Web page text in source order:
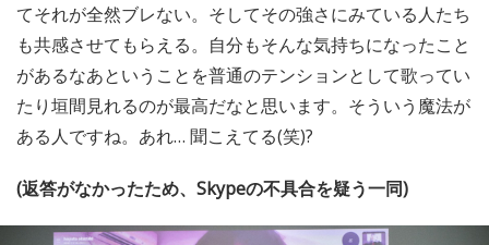
てそれが全然ブレない。そしてその強さにみている人たち
も共感させてもらえる。自分もそんな気持ちになったこと
があるなあということを普通のテンションとして歌ってい
たり垣間見れるのが最高だなと思います。そういう魔法が
ある人ですね。あれ… 聞こえてる(笑)?
(返答がなかったため、Skypeの不具合を疑う一同)